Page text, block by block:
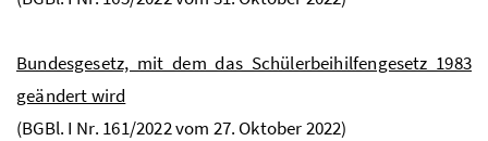
Bundesgesetz, mit dem das Schülerbeihilfengesetz 1983
geändert wird
(BGBl. I Nr. 161/2022 vom 27. Oktober 2022)